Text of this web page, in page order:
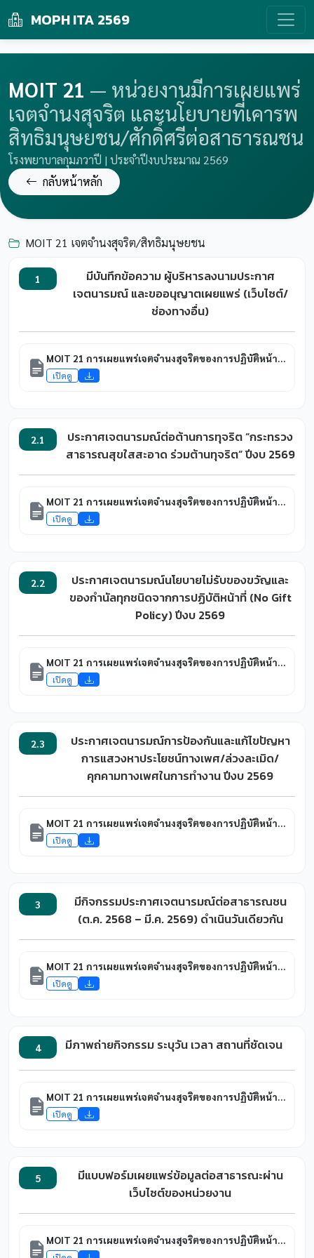
MOPH ITA 2569
MOIT 21 — หน่วยงานมีการเผยแพร่
เจตจำนงสุจริต และนโยบายที่เคารพ
สิทธิมนุษยชน/ศักดิ์ศรีต่อสาธารณชน
โรงพยาบาลกุมภวาปี | ประจำปีงบประมาณ 2569
กลับหน้าหลัก
MOIT 21 เจตจำนงสุจริต/สิทธิมนุษยชน
1
มีบันทึกข้อความ ผู้บริหารลงนามประกาศ
เจตนารมณ์ และขออนุญาตเผยแพร่ (เว็บไซต์/
ช่องทางอื่น)
MOIT 21 การเผยแพร่เจตจำนงสุจริตของการปฏิบัติหน้าที่ราชการ และนโยบายที่เคารพ สิทธิมนุษยชนและศักดิ์ศรีของผู้ปฏิบัติงานและของผู้บริหารต่อสาธารณชน
เปิดดู
2.1
ประกาศเจตนารมณ์ต่อต้านการทุจริต “กระทรวง
สาธารณสุขใสสะอาด ร่วมต้านทุจริต” ปีงบ 2569
MOIT 21 การเผยแพร่เจตจำนงสุจริตของการปฏิบัติหน้าที่ราชการ และนโยบายที่เคารพ สิทธิมนุษยชนและศักดิ์ศรีของผู้ปฏิบัติงานและของผู้บริหารต่อสาธารณชน
เปิดดู
2.2
ประกาศเจตนารมณ์นโยบายไม่รับของขวัญและ
ของกำนัลทุกชนิดจากการปฏิบัติหน้าที่ (No Gift
Policy) ปีงบ 2569
MOIT 21 การเผยแพร่เจตจำนงสุจริตของการปฏิบัติหน้าที่ราชการ และนโยบายที่เคารพ สิทธิมนุษยชนและศักดิ์ศรีของผู้ปฏิบัติงานและของผู้บริหารต่อสาธารณชน
เปิดดู
2.3
ประกาศเจตนารมณ์การป้องกันและแก้ไขปัญหา
การแสวงหาประโยชน์ทางเพศ/ล่วงละเมิด/
คุกคามทางเพศในการทำงาน ปีงบ 2569
MOIT 21 การเผยแพร่เจตจำนงสุจริตของการปฏิบัติหน้าที่ราชการ และนโยบายที่เคารพ สิทธิมนุษยชนและศักดิ์ศรีของผู้ปฏิบัติงานและของผู้บริหารต่อสาธารณชน
เปิดดู
3
มีกิจกรรมประกาศเจตนารมณ์ต่อสาธารณชน
(ต.ค. 2568 – มี.ค. 2569) ดำเนินวันเดียวกัน
MOIT 21 การเผยแพร่เจตจำนงสุจริตของการปฏิบัติหน้าที่ราชการ และนโยบายที่เคารพ สิทธิมนุษยชนและศักดิ์ศรีของผู้ปฏิบัติงานและของผู้บริหารต่อสาธารณชน
เปิดดู
4 มีภาพถ่ายกิจกรรม ระบุวัน เวลา สถานที่ชัดเจน
MOIT 21 การเผยแพร่เจตจำนงสุจริตของการปฏิบัติหน้าที่ราชการ และนโยบายที่เคารพ สิทธิมนุษยชนและศักดิ์ศรีของผู้ปฏิบัติงานและของผู้บริหารต่อสาธารณชน
เปิดดู
5
มีแบบฟอร์มเผยแพร่ข้อมูลต่อสาธารณะผ่าน
เว็บไซต์ของหน่วยงาน
MOIT 21 การเผยแพร่เจตจำนงสุจริตของการปฏิบัติหน้าที่ราชการ และนโยบายที่เคารพ สิทธิมนุษยชนและศักดิ์ศรีของผู้ปฏิบัติงานและของผู้บริหารต่อสาธารณชน